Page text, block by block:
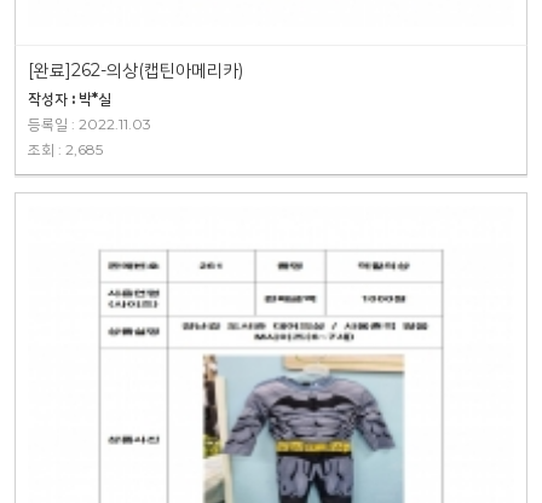
[완료]262-의상(캡틴아메리카)
작성자 : 박*실
등록일 : 2022.11.03
조회 : 2,685